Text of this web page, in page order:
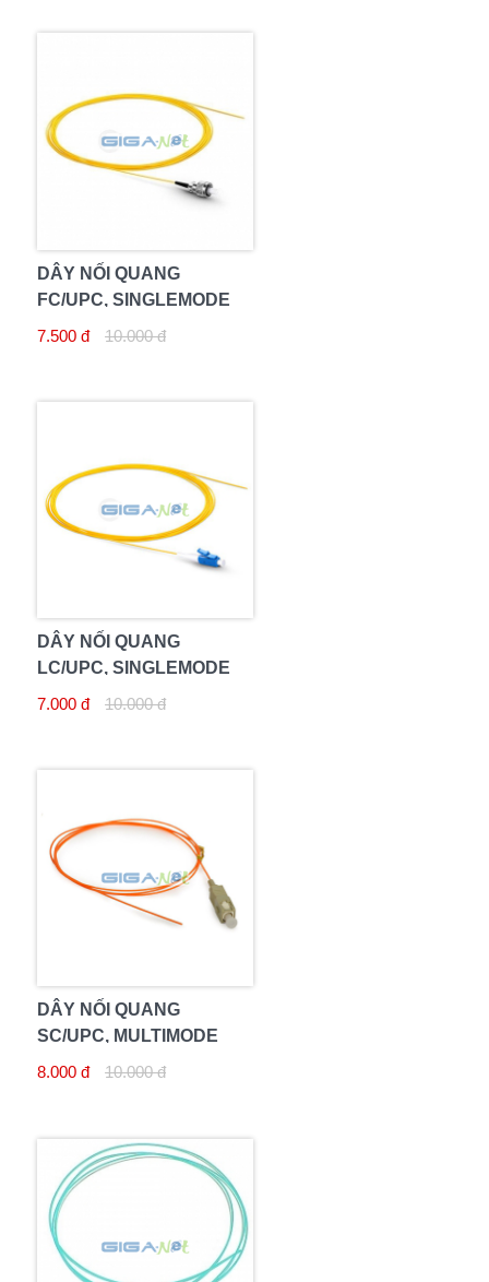
DÂY NỐI QUANG
FC/UPC, SINGLEMODE
7.500 đ
10.000 đ
DÂY NỐI QUANG
LC/UPC, SINGLEMODE
7.000 đ
10.000 đ
DÂY NỐI QUANG
SC/UPC, MULTIMODE
8.000 đ
10.000 đ